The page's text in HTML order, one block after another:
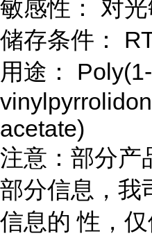
敏感性： 对
储存条件：
用途： Poly(1-
acetate)
注意：部分产
部分信息，我
信息的 性，